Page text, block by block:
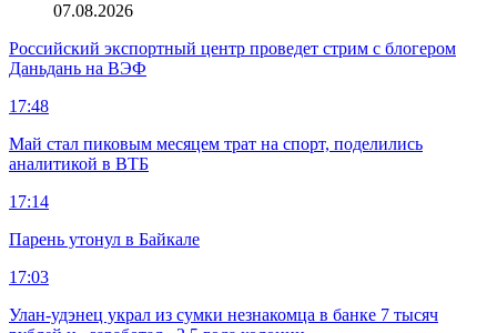
07.08.2026
Российский экспортный центр проведет стрим с блогером
Даньдань на ВЭФ
17:48
Май стал пиковым месяцем трат на спорт, поделились
аналитикой в ВТБ
17:14
Парень утонул в Байкале
17:03
Улан-удэнец украл из сумки незнакомца в банке 7 тысяч